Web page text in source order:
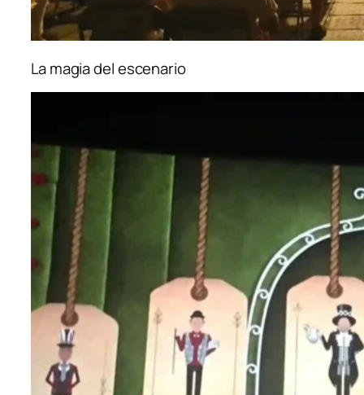
La magia del escenario